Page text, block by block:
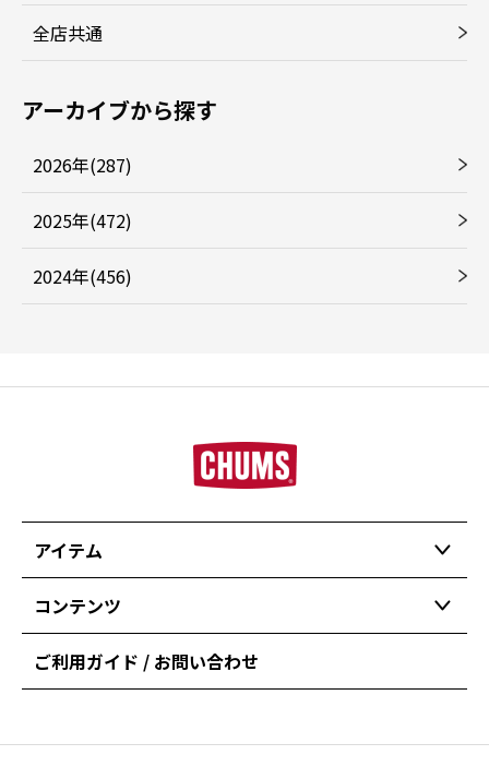
全店共通
アーカイブから探す
2026年(287)
2025年(472)
2024年(456)
アイテム
コンテンツ
ご利用ガイド / お問い合わせ